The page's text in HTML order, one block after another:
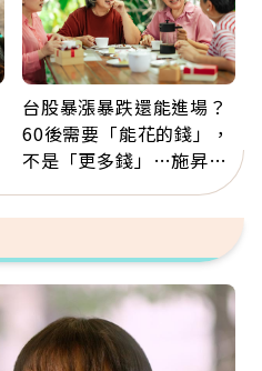
台股暴漲暴跌還能進場？
60後需要「能花的錢」，
不是「更多錢」…施昇
輝：退休族最適合這種股
票